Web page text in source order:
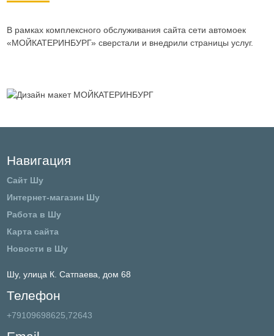
В рамках комплексного обслуживания сайта сети автомоек
«МОЙКАТЕРИНБУРГ» сверстали и внедрили страницы услуг.
Навигация
Сайт Шу
Интернет-магазин Шу
Работа в Шу
Карта сайта
Новости в Шу
Шу, улица К. Сатпаева, дом 68
Телефон
+79109698625,72643